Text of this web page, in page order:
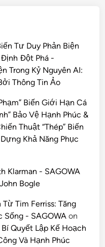
Tư Duy Phản Biện
Định Đột Phá -
Trong Kỷ Nguyên AI:
Thông Tin Ảo
Biến Giới Hạn Cá
Bảo Vệ Hạnh Phúc &
Thuật “Thép” Biến
Khả Năng Phục
Klarman - SAGOWA
Bogle
Tim Ferriss: Tăng
Sống - SAGOWA on
Quyết Lập Kế Hoạch
Và Hạnh Phúc